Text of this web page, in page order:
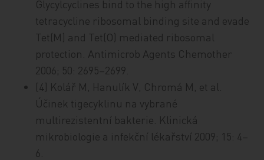
Glycylcyclines bind to the high affinity
tetracycline ribosomal binding site and evade
Tet(M) and Tet(O) mediated ribosomal
protection. Antimicrob Agents Chemother
2006; 50: 2695–2699.
[4] Kolář M, Hanulík V, Chromá M, et al.
Účinek tigecyklinu na vybrané
multirezistentní bakterie. Klinická
mikrobiologie a infekční lékařství 2009; 15: 4–
6.